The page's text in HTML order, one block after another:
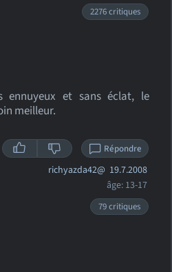
2276 critiques
ennuyeux et sans éclat, le
meilleur.
Répondre
richyazda42@ 19.7.2008
âge: 13-17
79 critiques